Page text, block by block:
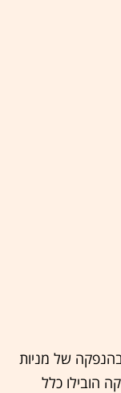
בהנפקה של מניות
הובילו כלל